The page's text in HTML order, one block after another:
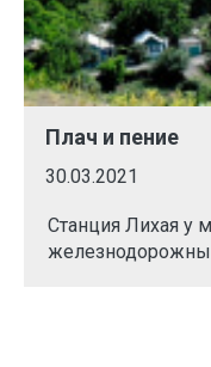
Плач и пение
30.03.2021
Станция Лихая у